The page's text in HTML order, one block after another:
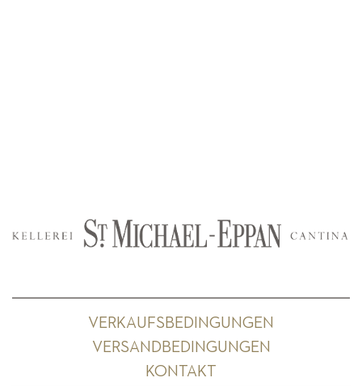
VERKAUFSBEDINGUNGEN
VERSANDBEDINGUNGEN
KONTAKT